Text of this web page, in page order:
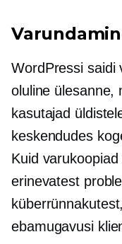
WordPressi saidi
oluline ülesanne,
kasutajad
keskendudes
Kuid
erinevatest
ebamugavusi